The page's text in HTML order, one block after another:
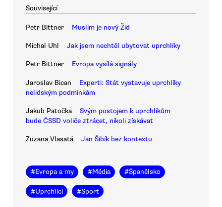
Související
Petr Bittner Muslim je nový Žid
Michal Uhl Jak jsem nechtěl ubytovat uprchlíky
Petr Bittner Evropa vysílá signály
Jaroslav Bican
Experti: Stát vystavuje uprchlíky
nelidským podmínkám
Jakub Patočka
Svým postojem k uprchlíkům
bude ČSSD voliče ztrácet, nikoli získávat
Zuzana Vlasatá Jan Šibík bez kontextu
#Evropa a my #Média #Španělsko
#Uprchlíci #Sport